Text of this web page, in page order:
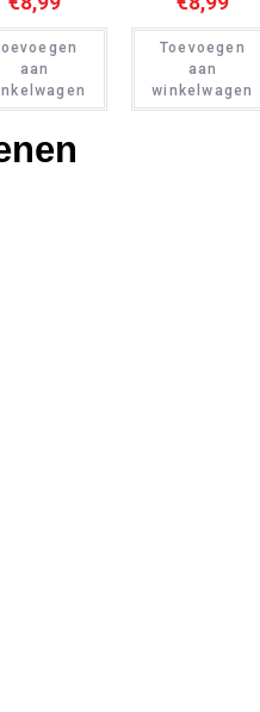
aan
Toevoegen
aan
winkelwagen